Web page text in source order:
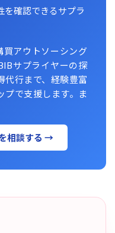
を確認できるサプラ
アウトソーシング
サプライヤーの探
代行まで、経験豊富
プで支援します。ま
相談する →